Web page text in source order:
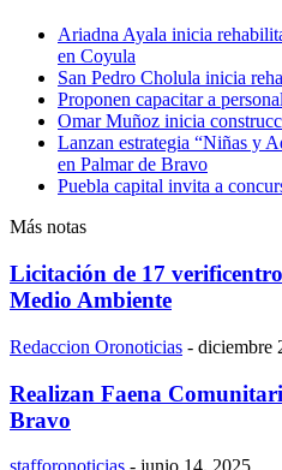
Ariadna Ayala inicia
en Coyula
San Pedro Cholula inicia
Proponen capacitar a
Omar Muñoz inicia
Lanzan estrategia “Niñas y
en Palmar de Bravo
Puebla capital invita a
Más notas
Licitación de 17
Medio Ambiente
Redaccion Oronoticias - diciembre
Realizan Faena
Bravo